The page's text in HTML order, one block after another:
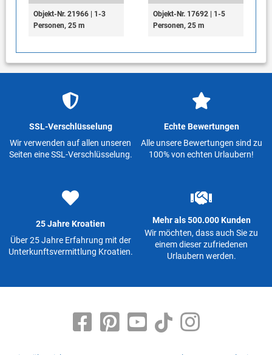
Objekt-Nr. 21966 | 1-3
Personen, 25 m
Objekt-Nr. 17692 | 1-5
Personen, 25 m
SSL-Verschlüsselung
Wir verwenden auf allen unseren
Seiten eine SSL-Verschlüsselung.
Echte Bewertungen
Alle unsere Bewertungen sind zu
100% von echten Urlaubern!
25 Jahre Kroatien
Über 25 Jahre Erfahrung mit der
Unterkunftsvermittlung Kroatien.
Mehr als 500.000 Kunden
Wir möchten, dass auch Sie zu
einem dieser zufriedenen
Urlaubern werden.